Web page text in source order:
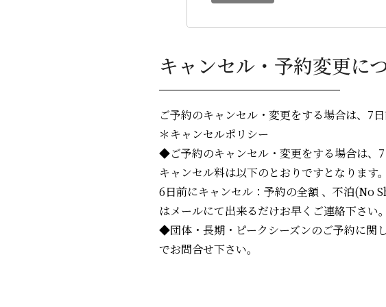
キャンセル・予約変更に
ご予約のキャンセル・変更をする場合は、7
＊キャンセルポリシー
◆ご予約のキャンセル・変更をする場合は、
キャンセル料は以下のとおりですとなります。
6日前にキャンセル：予約の全額 、不泊(No
はメールにて出来るだけお早くご連絡下さい。
◆団体・長期・ピークシーズンのご予約に関
でお問合せ下さい。